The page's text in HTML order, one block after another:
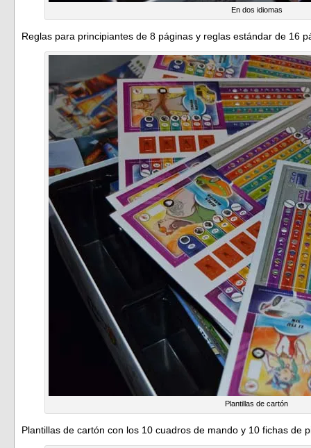
En dos idiomas
Reglas para principiantes de 8 páginas y reglas estándar de 16
Plantillas de cartón
Plantillas de cartón con los 10 cuadros de mando y 10 fichas de